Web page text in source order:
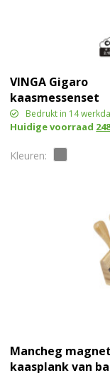
VINGA Gigaro
kaasmessenset
Bedrukt in 14
Huidige voorraad
Mancheg
kaasplank van